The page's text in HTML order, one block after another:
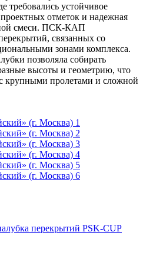
требовались устойчивое
отметок и надежная
смеси. ПСК-КАП
связанных со
зонами комплекса.
позволяла собирать
высоты и геометрию, что
крупными пролетами и сложной